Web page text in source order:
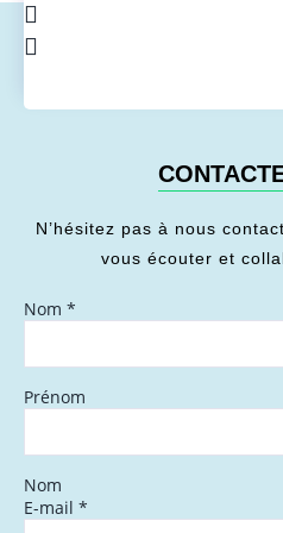
N’hésitez pas à nous
vous écouter et
Nom *
Prénom
Nom
E-mail *